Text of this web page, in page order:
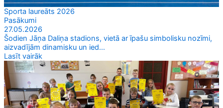
Sporta laureāts 2026
Pasākumi
27.05.2026
Šodien Jāņa Daliņa stadions, vietā ar īpašu simbolisku nozīmi,
aizvadījām dinamisku un ied...
Lasīt vairāk